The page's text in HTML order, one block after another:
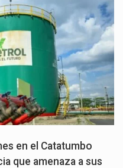
en el Catatumbo
que amenaza a sus